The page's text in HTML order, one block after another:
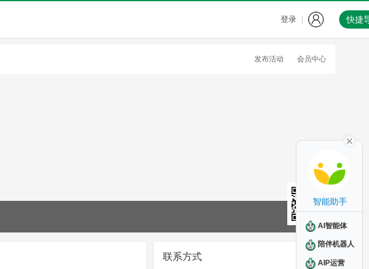
快捷
登录
发布活动 会员中心
联系方式
智能助手
AI智能体
陪伴机器人
AIP运营